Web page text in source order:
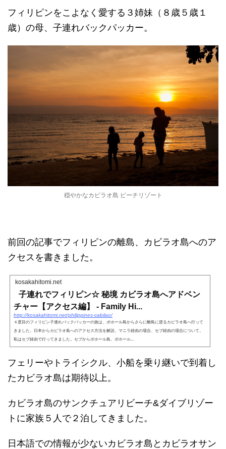
フィリピンをこよなく愛する３姉妹（８歳５歳１
歳）の母、子連れバックパッカー。
穏やかなカビラオ島 ビーチリゾート
前回の記事でフィリピンの離島、カビラオ島へのア
クセスを書きました。
kosakahitomi.net
子連れでフィリピン☆ 秘境 カビラオ島へアドベン
チャー【アクセス編】 - Family Hi...
http://kosakahitomi.net/philippines-cabilao/
４度目のフィリピン子連れバックパッカーの旅は、ボホール島からさらに離島に渡るカビラオ島へ行って
きました。日本からカビラオ島へのアクセス方法を解説。マニラ経由の場合、セブ経由の場合について。
私はセブ経由で行ってきました。セブからボホール島、ボホール...
フェリーやトライシクル、小船を乗り継いで到着し
たカビラオ島は期待以上。
カビラオ島のサンクチュアリビーチ&ダイブリゾー
トに家族５人で２泊してきました。
日本語での情報が少ないカビラオ島とカビラオサン